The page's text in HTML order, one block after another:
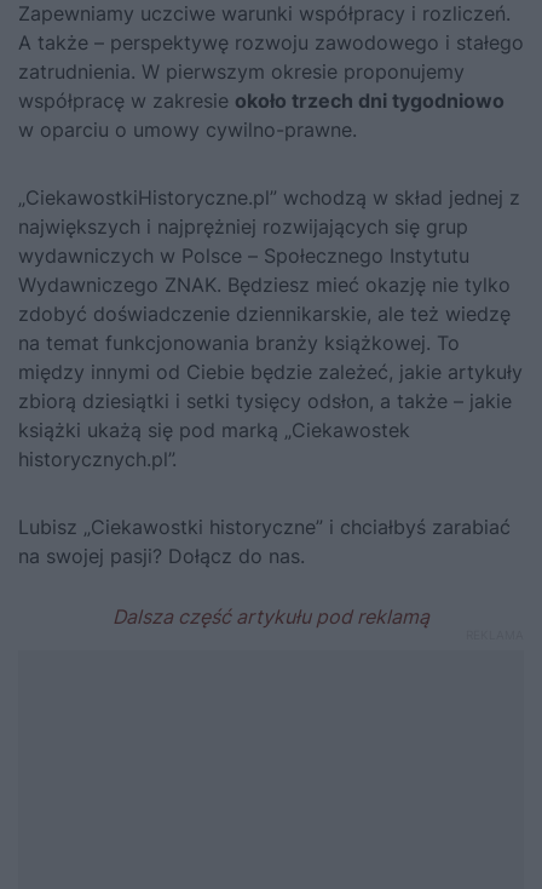
Zapewniamy uczciwe warunki współpracy i rozliczeń.
A także – perspektywę rozwoju zawodowego i stałego
zatrudnienia. W pierwszym okresie proponujemy
współpracę w zakresie około trzech dni tygodniowo
w oparciu o umowy cywilno-prawne.
„CiekawostkiHistoryczne.pl” wchodzą w skład jednej z
największych i najprężniej rozwijających się grup
wydawniczych w Polsce – Społecznego Instytutu
Wydawniczego ZNAK. Będziesz mieć okazję nie tylko
zdobyć doświadczenie dziennikarskie, ale też wiedzę
na temat funkcjonowania branży książkowej. To
między innymi od Ciebie będzie zależeć, jakie artykuły
zbiorą dziesiątki i setki tysięcy odsłon, a także – jakie
książki ukażą się pod marką „Ciekawostek
historycznych.pl”.
Lubisz „Ciekawostki historyczne” i chciałbyś zarabiać
na swojej pasji? Dołącz do nas.